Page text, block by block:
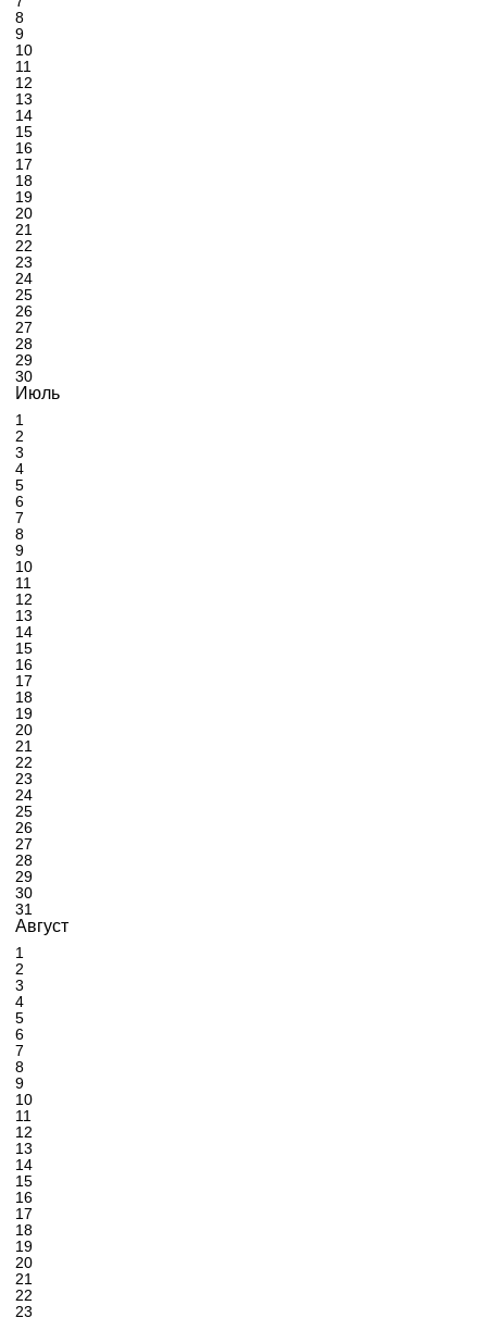
8
9
10
11
12
13
14
15
16
17
18
19
20
21
22
23
24
25
26
27
28
29
30
Июль
1
2
3
4
5
6
7
8
9
10
11
12
13
14
15
16
17
18
19
20
21
22
23
24
25
26
27
28
29
30
31
Август
1
2
3
4
5
6
7
8
9
10
11
12
13
14
15
16
17
18
19
20
21
22
23